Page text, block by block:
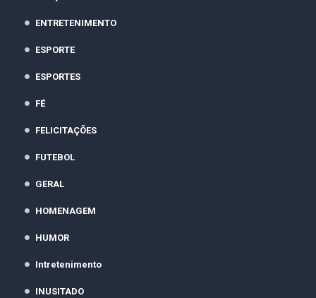
ENTRETENIMENTO
ESPORTE
ESPORTES
FÉ
FELICITAÇÕES
FUTEBOL
GERAL
HOMENAGEM
HUMOR
Intretenimento
INUSITADO